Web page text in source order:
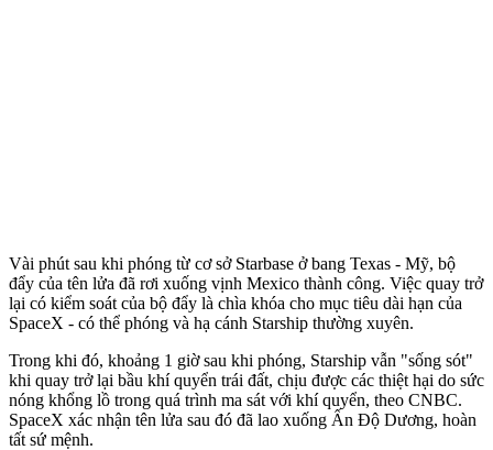
Vài phút sau khi phóng từ cơ sở Starbase ở bang Texas - Mỹ, bộ
đẩy của tên lửa đã rơi xuống vịnh Mexico thành công. Việc quay trở
lại có kiểm soát của bộ đẩy là chìa khóa cho mục tiêu dài hạn của
SpaceX - có thể phóng và hạ cánh Starship thường xuyên.
Trong khi đó, khoảng 1 giờ sau khi phóng, Starship vẫn "sống sót"
khi quay trở lại bầu khí quyển trái đất, chịu được các thiệt hại do sức
nóng khổng lồ trong quá trình ma sát với khí quyển, theo CNBC.
SpaceX xác nhận tên lửa sau đó đã lao xuống Ấn Độ Dương, hoàn
tất sứ mệnh.